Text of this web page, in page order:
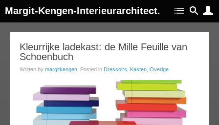
Margit-Kengen-Interieurarchitect.
Kleurrijke ladekast: de Mille Feuille van
Schoenbuch
Written by margitkengen . Posted in Dressoirs Kasten Overige